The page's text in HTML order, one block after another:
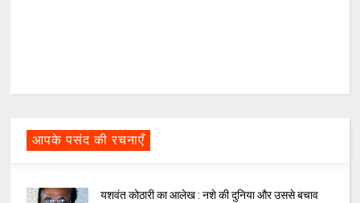
आपके पसंद की रचनाएँ
यशवंत कोठारी का आलेख : नशे की दुनिया और उससे बचाव